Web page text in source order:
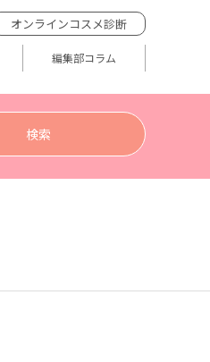
オンラインコスメ診断
編集部コラム